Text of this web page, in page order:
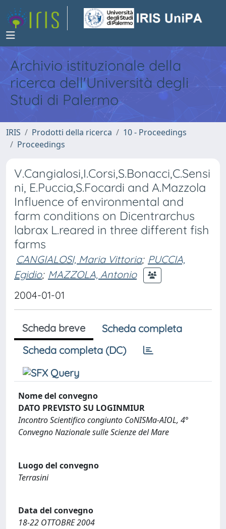
Archivio istituzionale della
ricerca dell'Università degli
Studi di Palermo
IRIS Prodotti della ricerca
10 - Proceedings
Proceedings
V.Cangialosi,I.Corsi,S.Bonacci,C.Sensi
ni, E.Puccia,S.Focardi and A.Mazzola
Influence of environmental and
farm conditions on Dicentrarchus
labrax L.reared in three different fish
farms
CANGIALOSI, Maria Vittoria; PUCCIA,
Egidio; MAZZOLA, Antonio
2004-01-01
Scheda breve
Scheda completa
Scheda completa (DC)
Nome del convegno
DATO PREVISTO SU LOGINMIUR
Incontro Scientifico congiunto CoNISMa-AIOL, 4°
Convegno Nazionale sulle Scienze del Mare
Luogo del convegno
Terrasini
Data del convegno
18-22 OTTOBRE 2004